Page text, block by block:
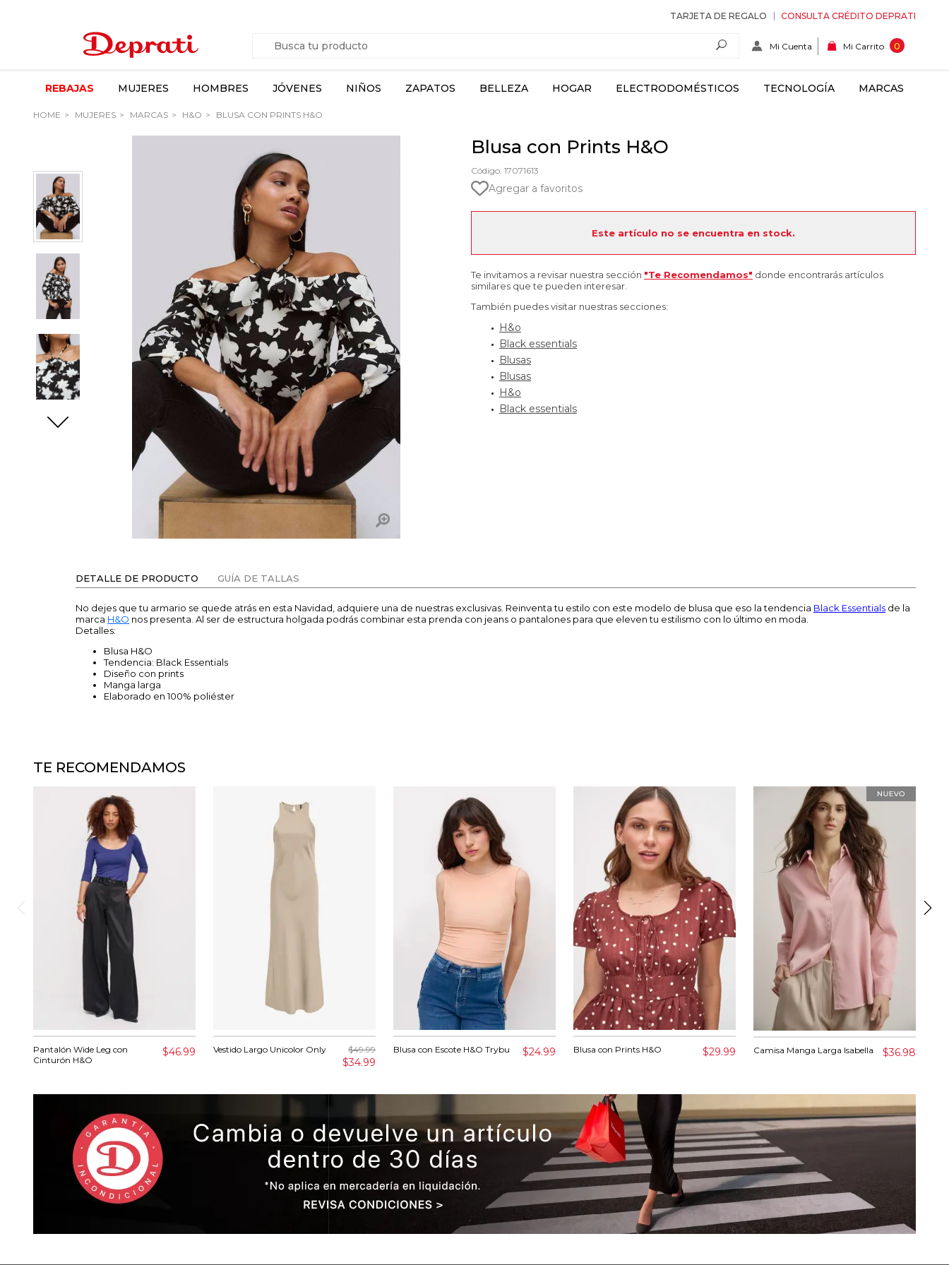
TARJETA DE REGALO CONSULTA CRÉDITO DEPRATI
Mi Cuenta Mi Carrito 0
REBAJAS MUJERES HOMBRES JÓVENES NIÑOS ZAPATOS BELLEZA HOGAR ELECTRODOMÉSTICOS TECNOLOGÍA MARCAS
HOME MUJERES MARCAS H&O BLUSA CON PRINTS H&O
Blusa con Prints H&O
Código: 17071613
Agregar a favoritos
Este artículo no se encuentra en stock.
Te invitamos a revisar nuestra sección "Te Recomendamos" donde encontrarás artículos
similares que te pueden interesar.
También puedes visitar nuestras secciones:
H&o
Black essentials
Blusas
Blusas
H&o
Black essentials
DETALLE DE PRODUCTO GUÍA DE TALLAS
No dejes que tu armario se quede atrás en esta Navidad, adquiere una de nuestras exclusivas. Reinventa tu estilo con este modelo de blusa que eso la tendencia Black Essentials de la
marca H&O nos presenta. Al ser de estructura holgada podrás combinar esta prenda con jeans o pantalones para que eleven tu estilismo con lo último en moda.
Detalles:
Blusa H&O
Tendencia: Black Essentials
Diseño con prints
Manga larga
Elaborado en 100% poliéster
TE RECOMENDAMOS
Pantalón Wide Leg con
Cinturón H&O
$46.99 Vestido Largo Unicolor Only $49.99
$34.99
Blusa con Escote H&O Trybu $24.99 Blusa con Prints H&O $29.99 Camisa Manga Larga Isabella $36.98